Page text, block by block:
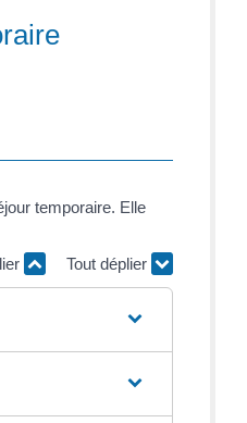
temporaire. Elle
Tout déplier